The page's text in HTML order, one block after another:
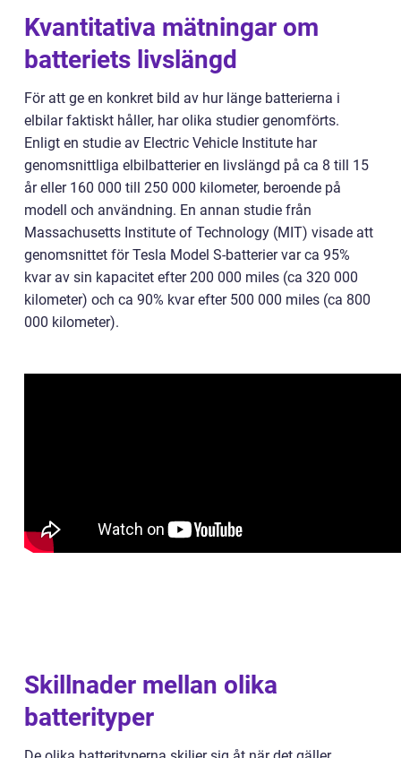
Kvantitativa mätningar om
batteriets livslängd
För att ge en konkret bild av hur länge batterierna i
elbilar faktiskt håller, har olika studier genomförts.
Enligt en studie av Electric Vehicle Institute har
genomsnittliga elbilbatterier en livslängd på ca 8 till 15
år eller 160 000 till 250 000 kilometer, beroende på
modell och användning. En annan studie från
Massachusetts Institute of Technology (MIT) visade att
genomsnittet för Tesla Model S-batterier var ca 95%
kvar av sin kapacitet efter 200 000 miles (ca 320 000
kilometer) och ca 90% kvar efter 500 000 miles (ca 800
000 kilometer).
Skillnader mellan olika
batterityper